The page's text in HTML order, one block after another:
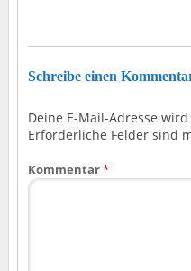
Schreibe einen
Deine E-Mail-Adresse
Erforderliche Felder sind
Kommentar*